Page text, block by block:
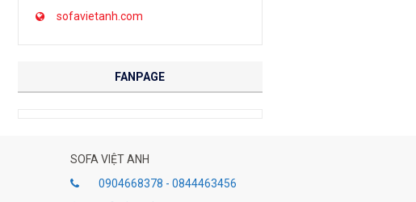
sofavietanh.com
FANPAGE
SOFA VIỆT ANH
0904668378 - 0844463456